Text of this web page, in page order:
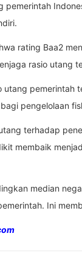
pemerintah
rating Baa2
rasio utang
utang
pengelolaan
terhadap
membaik
median
Ini